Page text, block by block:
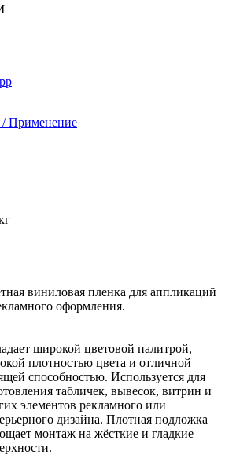
/ Применение
виниловая пленка для аппликаций
оформления.
широкой цветовой палитрой,
плотностью цвета и отличной
способностью. Используется для
табличек, вывесок, витрин и
элементов рекламного или
дизайна. Плотная подложка
монтаж на жёсткие и гладкие